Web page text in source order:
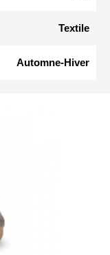
Textile
Automne-Hiver